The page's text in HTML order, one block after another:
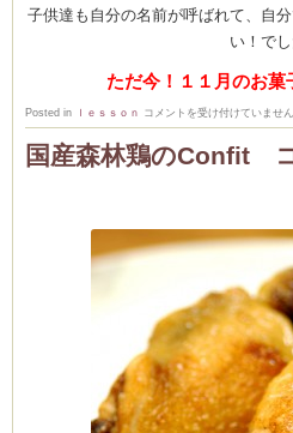
子供達も自分の名前が呼ばれて、自
い！で
ただ今！１１月のお菓
Posted in ｌｅｓｓｏｎ
２
０
日
開
催
子
教
室
は
コメントを受け付けていません
国産森林鶏のConfit